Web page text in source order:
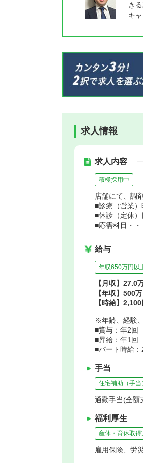
き
キ
求人情報
求人内容
積極採用中
店舗にて、調
■診療（営業
■休診（定休
■応需科目・
給与
年収650万円以
【月収】27.0
【年収】500
【時給】
※年齢、経験
■賞与：年2回
■昇給：年1回
■パート時給
手当
住宅補助（手当
通勤手当(全
福利厚生
産休・育休取得
雇用保険、労